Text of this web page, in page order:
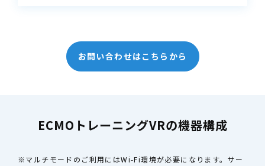
お問い合わせはこちらから
ECMOトレーニングVRの機器構成
※マルチモードのご利用にはWi-Fi環境が必要になります。サー